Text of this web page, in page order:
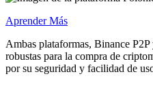
Aprender Más
Ambas plataformas, Binance
robustas para la compra de
por su seguridad y facilidad de